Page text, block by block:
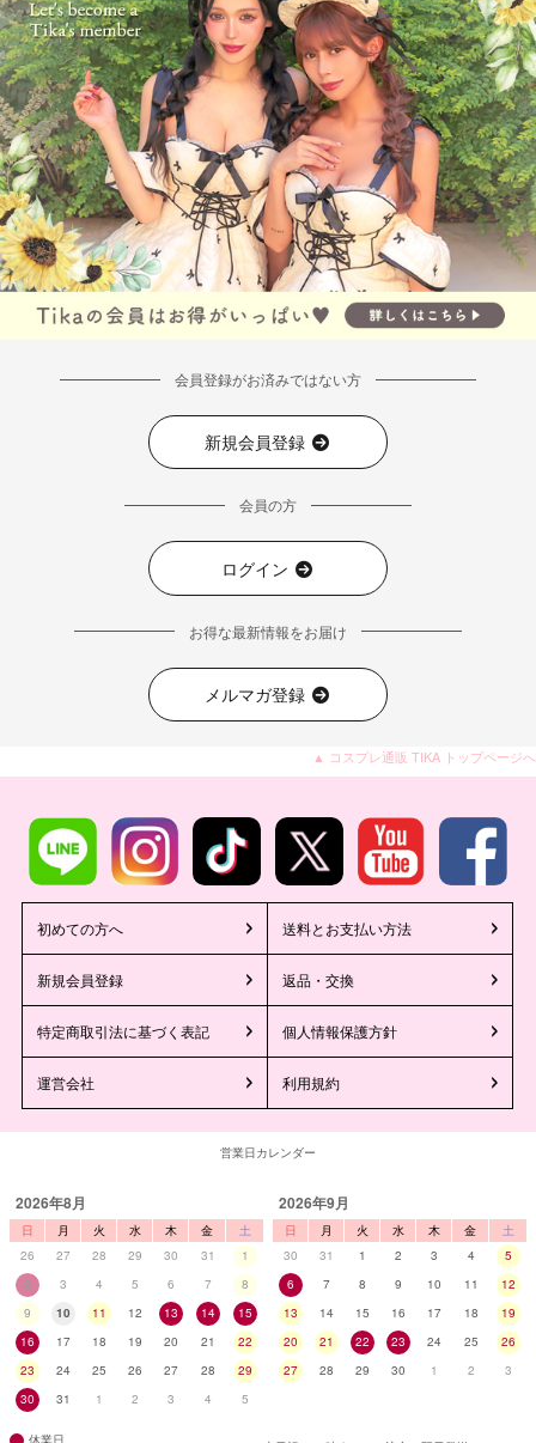
会員登録がお済みではない方
新規会員登録
会員の方
ログイン
お得な最新情報をお届け
メルマガ登録
▲ コスプレ通販 TIKA トップページへ
初めての方へ 送料とお支払い方法
新規会員登録 返品・交換
特定商取引法に基づく表記 個人情報保護方針
運営会社 利用規約
営業日カレンダー
2026年8月
日 月 火 水 木 金
土
26
27 28 29 30 31
1
2
3 4 5 6 7
8
9
10 11 12 13 14
15
16
17 18 19 20 21
22
23
24 25 26 27 28
29
30
31 1 2 3 4 5
2026年9月
日 月 火 水 木 金
土
30
31 1 2 3 4
5
6
7 8 9 10 11
12
13
14 15 16 17 18
19
20
21 22 23 24 25
26
27
28 29 30 1 2 3
休業日